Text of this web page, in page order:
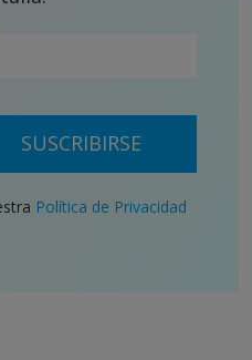
SUSCRIBIRSE
Política de Privacidad